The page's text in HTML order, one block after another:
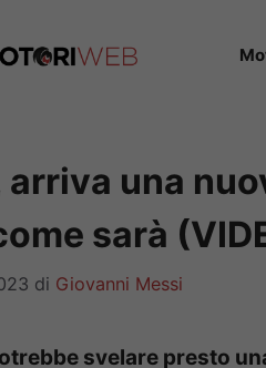
arriva una
sarà
di Giovanni Messi
svelare presto